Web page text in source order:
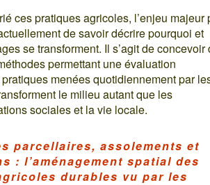
ces pratiques agricoles, l’enjeu majeur
de savoir décrire pourquoi et
se transforment. Il s’agit de concevoir
permettant une évaluation
menées quotidiennement par
le milieu autant que les
sociales et la vie locale.
parcellaires, assolements et
: l’aménagement spatial des
durables vu par les